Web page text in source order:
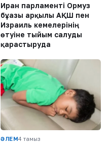
Иран парламенті Ормуз
бұғазы арқылы АҚШ пен
Израиль кемелерінің
өтуіне тыйым салуды
қарастыруда
ӘЛЕМ4 тамыз